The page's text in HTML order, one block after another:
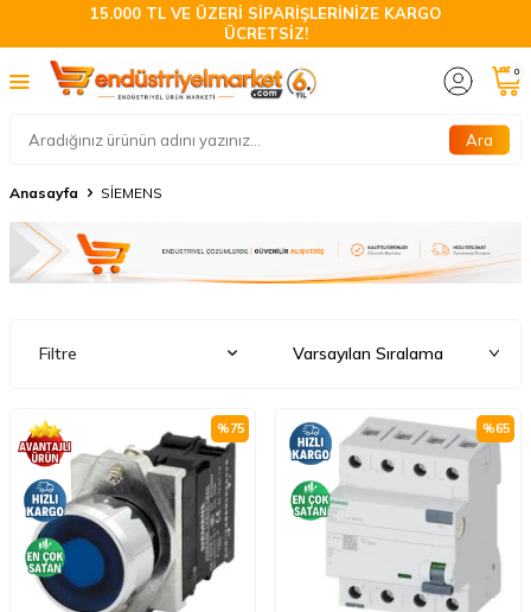
15.000 TL VE ÜZERİ SİPARİŞLERİNİZE KARGO
ÜCRETSİZ!
Ara
0
Anasayfa SİEMENS
Filtre
%75 %65